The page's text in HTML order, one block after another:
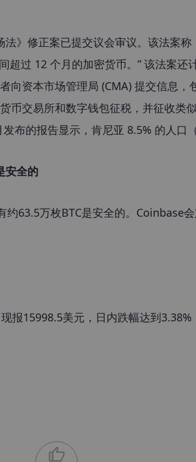
》修正案已提交议会审议。该法案
超过 12 个月的加密货币。” 该法案还
向资本市场管理局 (CMA) 提交信息，
币交易所和数字钱包征税，并征收类
发布的报告显示，肯尼亚 8.5% 的人口
安全的
63.5万枚BTC是安全的。Coinbase会
报15998.5美元，日内跌幅达到